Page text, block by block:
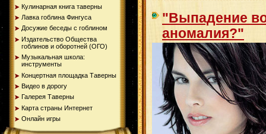
Кулинарная книга таверны
Лавка гоблина Фингуса
Досужие беседы с гоблином
Издательство Общества
гоблинов и оборотней (ОГО)
Музыкальная школа:
инструменты
Концертная площадка Таверны
Видео в дорогу
Галерея Таверны
Карта страны Интернет
Онлайн игры
"Выпадение
аномалия?"